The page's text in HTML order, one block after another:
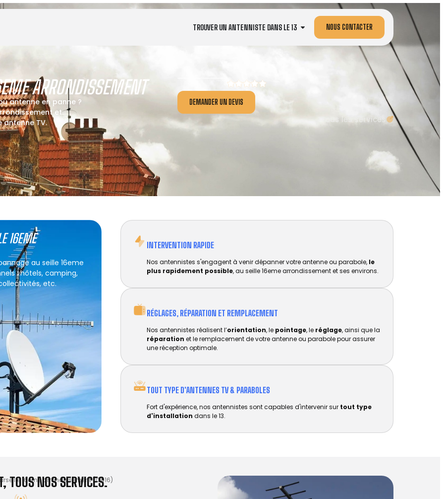
TROUVER UN ANTENNISTE DANS LE 13 NOUS CONTACTER
ARRONDISSEMENT
antenne en panne ?
et
TV.
DEMANDER UN DEVIS
Tous les services
16EME
au seille 16eme
: hôtels, camping,
etc.
INTERVENTION RAPIDE
Nos antennistes s'engagent à venir dépanner votre antenne ou parabole, le
plus rapidement possible, au seille 16eme arrondissement et ses environs.
RÉGLAGES, RÉPARATION ET REMPLACEMENT​
Nos antennistes réalisent l’orientation, le pointage, le réglage, ainsi que la
réparation et le remplacement de votre antenne ou parabole pour assurer
une réception optimale.
TOUT TYPE D'ANTENNES TV & PARABOLES
Fort d'expérience, nos antennistes sont capables d'intervenir sur tout type
d'installation dans le 13.
16eme arrondissement (13016)
TOUS NOS SERVICES.